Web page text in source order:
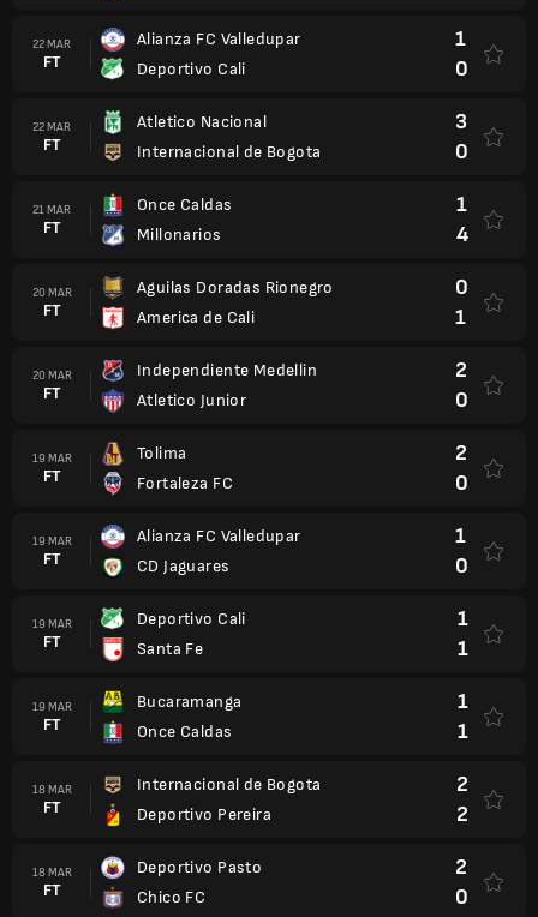
22 MAR
FT
Alianza FC Valledupar
Deportivo Cali
1
0
22 MAR
FT
Atletico Nacional
Internacional de Bogota
3
0
21 MAR
FT
Once Caldas
Millonarios
1
4
20 MAR
FT
Aguilas Doradas Rionegro
America de Cali
0
1
20 MAR
FT
Independiente Medellin
Atletico Junior
2
0
19 MAR
FT
Tolima
Fortaleza FC
2
0
19 MAR
FT
Alianza FC Valledupar
CD Jaguares
1
0
19 MAR
FT
Deportivo Cali
Santa Fe
1
1
19 MAR
FT
Bucaramanga
Once Caldas
1
1
18 MAR
FT
Internacional de Bogota
Deportivo Pereira
2
2
18 MAR
FT
Deportivo Pasto
Chico FC
2
0